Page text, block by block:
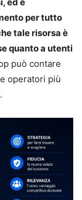
per tutto
tale risorsa è
quanto a utenti
può contare
operatori più